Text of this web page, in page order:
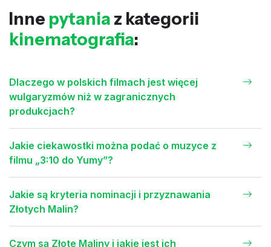
Inne pytania z kategorii
kinematografia:
Dlaczego w polskich filmach jest więcej
wulgaryzmów niż w zagranicznych
produkcjach?
Jakie ciekawostki można podać o muzyce z
filmu „3:10 do Yumy”?
Jakie są kryteria nominacji i przyznawania
Złotych Malin?
Czym są Złote Maliny i jakie jest ich